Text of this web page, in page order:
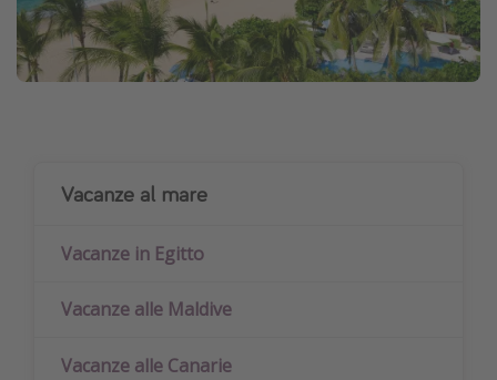
Vacanze al mare
Vacanze in Egitto
Vacanze alle Maldive
Vacanze alle Canarie